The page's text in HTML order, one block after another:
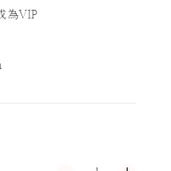
為VIP